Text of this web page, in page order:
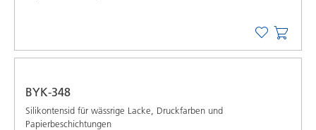
BYK-348
Silikontensid für wässrige Lacke, Druckfarben und
Papierbeschichtungen